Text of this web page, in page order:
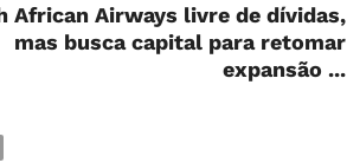
African Airways livre de dívidas,
mas busca capital para retomar
expansão ...